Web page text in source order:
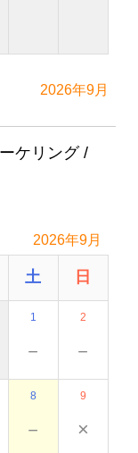
2026年9月
ケリング /
2026年9月
土 日
1
－
2
－
8
－
9
×